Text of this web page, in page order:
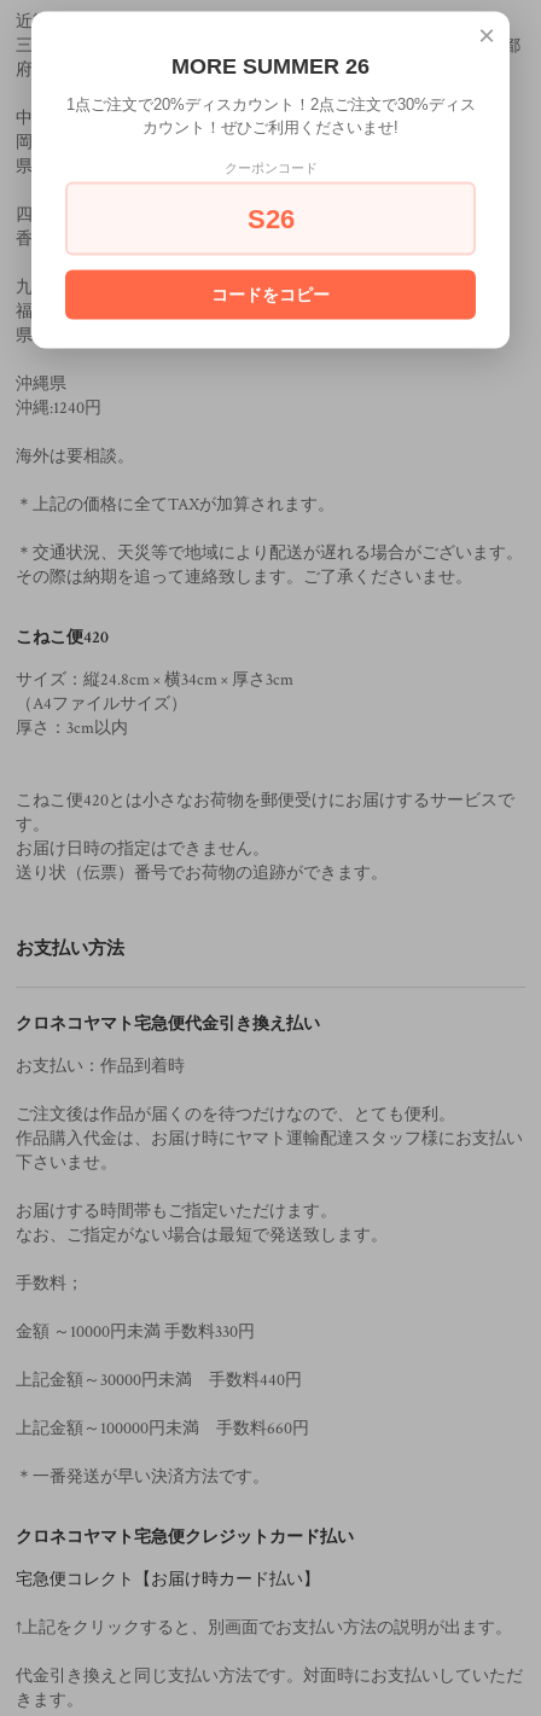
近畿
三重県:650円 和歌山県:650円 滋賀県:650円 奈良県:650円 京都
府:650円 大阪府:650円 兵庫県:650円
中国
岡山県:550円 広島県:550円 鳥取県:550円 島根県:550円 山口
県:550円
四国
香川県:650円 徳島県:650円 愛媛県:650円 高知県:650円
九州
福岡県:650円 佐賀県:650円 長崎県:650円 大分県:650円 熊本
県:650円 宮崎県:650円 鹿児島県:650円
沖縄県
沖縄:1240円
海外は要相談。
＊上記の価格に全てTAXが加算されます。
＊交通状況、天災等で地域により配送が遅れる場合がございます。
その際は納期を追って連絡致します。ご了承くださいませ。
こねこ便420
サイズ：縦24.8cm × 横34cm × 厚さ3cm
（A4ファイルサイズ）
厚さ：3cm以内
こねこ便420とは小さなお荷物を郵便受けにお届けするサービスで
す。
お届け日時の指定はできません。
送り状（伝票）番号でお荷物の追跡ができます。
お支払い方法
クロネコヤマト宅急便代金引き換え払い
お支払い：作品到着時
ご注文後は作品が届くのを待つだけなので、とても便利。
作品購入代金は、お届け時にヤマト運輸配達スタッフ様にお支払い
下さいませ。
お届けする時間帯もご指定いただけます。
なお、ご指定がない場合は最短で発送致します。
手数料；
金額 ～10000円未満 手数料330円
上記金額～30000円未満 手数料440円
上記金額～100000円未満 手数料660円
＊一番発送が早い決済方法です。
クロネコヤマト宅急便クレジットカード払い
宅急便コレクト【お届け時カード払い】
↑上記をクリックすると、別画面でお支払い方法の説明が出ます。
代金引き換えと同じ支払い方法です。対面時にお支払いしていただ
きます。
×
MORE SUMMER 26
1点ご注文で20%ディスカウント！2点ご注文で30%ディス
カウント！ぜひご利用くださいませ!
クーポンコード
S26
コードをコピー